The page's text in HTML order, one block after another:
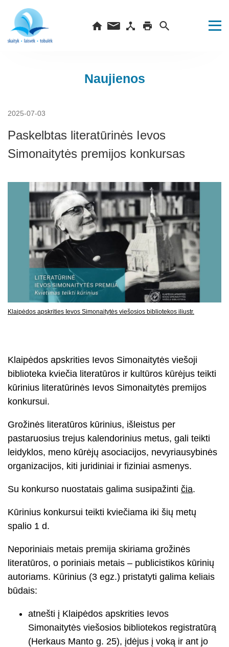
Naujienos
2025-07-03
Paskelbtas literatūrinės Ievos
Simonaitytės premijos konkursas
Klaipėdos apskrities Ievos Simonaitytės viešosios bibliotekos iliustr.
Klaipėdos apskrities Ievos Simonaitytės viešoji
biblioteka kviečia literatūros ir kultūros kūrėjus teikti
kūrinius literatūrinės Ievos Simonaitytės premijos
konkursui.
Grožinės literatūros kūrinius, išleistus per
pastaruosius trejus kalendorinius metus, gali teikti
leidyklos, meno kūrėjų asociacijos, nevyriausybinės
organizacijos, kiti juridiniai ir fiziniai asmenys.
Su konkurso nuostatais galima susipažinti čia.
Kūrinius konkursui teikti kviečiama iki šių metų
spalio 1 d.
Neporiniais metais premija skiriama grožinės
literatūros, o poriniais metais – publicistikos kūrinių
autoriams. Kūrinius (3 egz.) pristatyti galima keliais
būdais:
atnešti į Klaipėdos apskrities Ievos
Simonaitytės viešosios bibliotekos registratūrą
(Herkaus Manto g. 25), įdėjus į voką ir ant jo